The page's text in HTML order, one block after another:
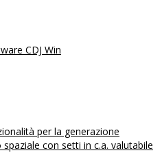
CDJ Win
per la generazione
con setti in c.a. valutabile